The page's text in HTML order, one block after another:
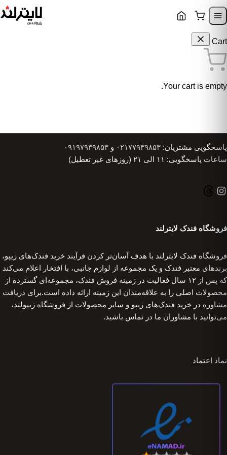
Skip to navigation
Cart
Your cart is empty.
پاسخگویی مشتریان: ۰۲۱۷۷۹۳۹۸۵۳ و ۰۹۱۹۷۹۳۹۸۵۳
ساعات پاسخگویی: ۱۱ الی ۲۱ (روزهای غیر تعطیل)
فروشگاه فندک لایترلند
فروشگاه فندک لایترلند با هدف آسان‌تر کردن فرآیند خرید فندک‌های زیپو،
برندهای معتبر فندک و یک مجموعه از لوازم جانبی، با افتخار اعلام می‌کند
که پس از ۱۲ سال فعالیت در زمینه فروش فندک، مجموعه‌ای گسترده از
محصولات اصلی را به علاقه‌مندان این زمینه ارائه داده است.برای دریافت
مشاوره در خرید فندک‌های زیپو و سایر محصولات از فروشگاه زیپولند،
می‌توانید با مشاوران ما در تماس باشید.
نماد اعتماد